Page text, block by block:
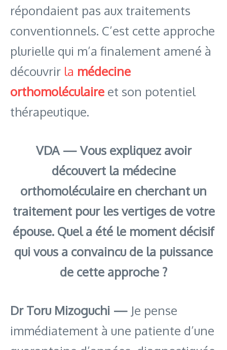
répondaient pas aux traitements
conventionnels. C’est cette approche
plurielle qui m’a finalement amené à
découvrir la médecine
orthomoléculaire et son potentiel
thérapeutique.
VDA — Vous expliquez avoir
découvert la médecine
orthomoléculaire en cherchant un
traitement pour les vertiges de votre
épouse. Quel a été le moment décisif
qui vous a convaincu de la puissance
de cette approche ?
Dr Toru Mizoguchi — Je pense
immédiatement à une patiente d’une